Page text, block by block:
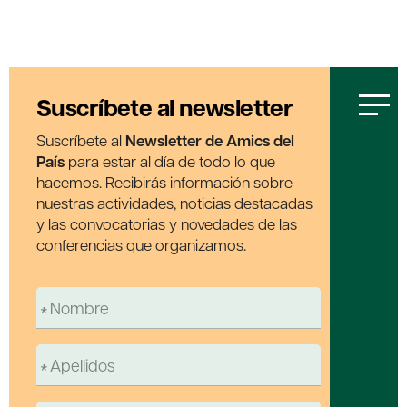
Suscríbete al newsletter
Suscríbete al Newsletter de Amics del
País para estar al día de todo lo que
hacemos. Recibirás información sobre
nuestras actividades, noticias destacadas
y las convocatorias y novedades de las
conferencias que organizamos.